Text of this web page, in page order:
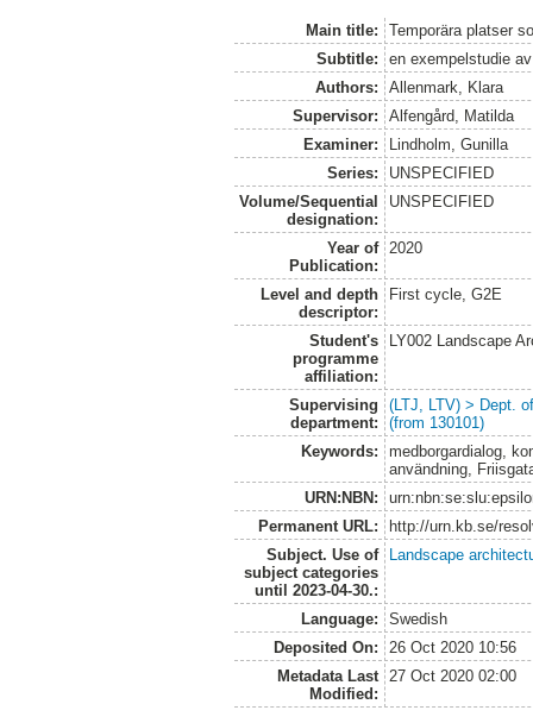
Main title:
Temporära platser
Subtitle:
en exempelstudie
Authors:
Allenmark, Klara
Supervisor:
Alfengård, Matilda
Examiner:
Lindholm, Gunilla
Series:
UNSPECIFIED
Volume/Sequential
designation:
UNSPECIFIED
Year of
Publication:
2020
Level and depth
descriptor:
First cycle, G2E
Student's
programme
affiliation:
LY002 Landscape
Supervising
department:
(LTJ, LTV) > Dept.
(from 130101)
Keywords:
medborgardialog,
användning,
URN:NBN:
Permanent URL:
http://urn.kb.se/
Subject. Use of
subject categories
until 2023-04-30.:
Landscape
Language:
Swedish
Deposited On:
26 Oct 2020 10:56
Metadata Last
Modified:
27 Oct 2020 02:00